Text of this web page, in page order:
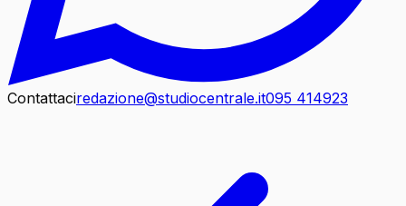
Contattaciredazione@studiocentrale.it095 414923